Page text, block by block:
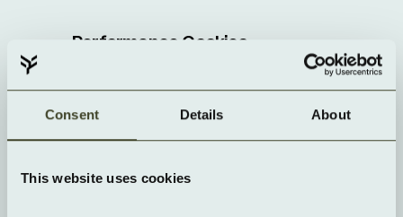
Consent Details About
This website uses cookies
Performance Cookies
die Nutzung der Webseite, z.B. welche Seiten
am häufigsten besucht werden und wie sich
helfen uns dabei, das Nutzerverhalten auf
ist notwendig, um die Nutzerfreundlichkeit der